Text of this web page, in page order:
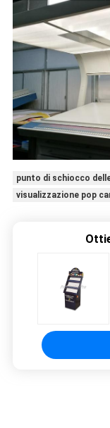
punto di schiocco
visualizzazione pop